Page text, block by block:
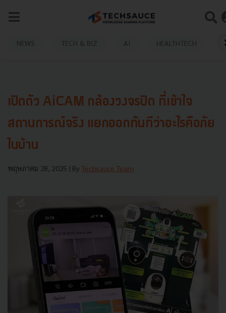
NEWS TECH & BIZ AI HEALTHTECH
เปิดตัว AiCAM กล้องวงจรปิด ที่เข้าใจ
สถานการณ์จริง แยกออกทันทีว่าอะไรคือภัย
ในบ้าน
พฤษภาคม 28, 2025 | By Techsauce Team